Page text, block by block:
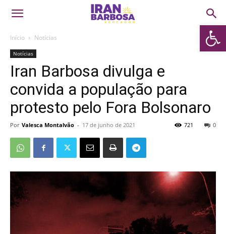
Abrir
Início Notícias
Notícias
Iran Barbosa divulga e
convida a população para
protesto pelo Fora Bolsonaro
Por Valesca Montalvão - 17 de junho de 2021 0
721